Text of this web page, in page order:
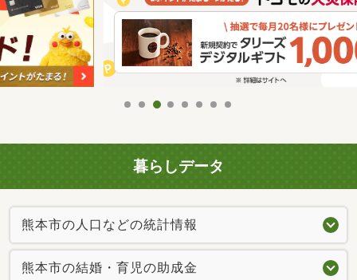
暮らしデータ
熊本市の人口などの統計情報
熊本市の結婚・育児の助成金